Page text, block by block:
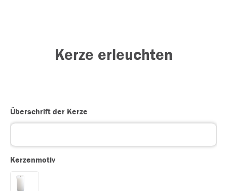
Kerze erleuchten
Überschrift der Kerze
Kerzenmotiv